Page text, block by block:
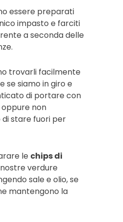
essere preparati
impasto e farciti
a seconda delle
trovarli facilmente
se siamo in giro e
di portare con
non
stare fuori per
le chips di
verdure
sale e olio, se
mantengono la